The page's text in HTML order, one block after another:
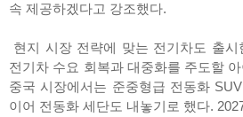
속 제공하겠다고 강조했다.
현지 시장 전략에 맞는 전기차도 출시
전기차 수요 회복과 대중화를 주도할
중국 시장에서는 준중형급 전동화
이어 전동화 세단도 내놓기로 했다.